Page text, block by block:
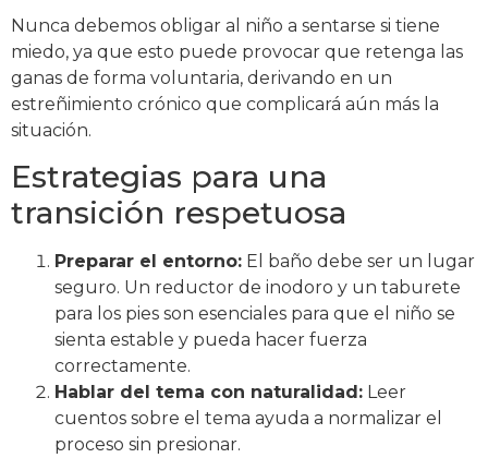
Nunca debemos obligar al niño a sentarse si tiene
miedo, ya que esto puede provocar que retenga las
ganas de forma voluntaria, derivando en un
estreñimiento crónico que complicará aún más la
situación.
Estrategias para una
transición respetuosa
Preparar el entorno: El baño debe ser un lugar
seguro. Un reductor de inodoro y un taburete
para los pies son esenciales para que el niño se
sienta estable y pueda hacer fuerza
correctamente.
Hablar del tema con naturalidad: Leer
cuentos sobre el tema ayuda a normalizar el
proceso sin presionar.